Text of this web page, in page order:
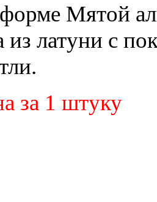
Мятой
из латуни с
за 1 штуку